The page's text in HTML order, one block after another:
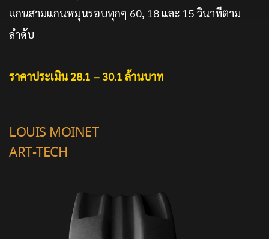
แกนสามแกนหมุนรอบทุกๆ 60, 18 และ 15 วินาทีตาม
ลำดับ
ราคาประเมิน 28.1 – 30.1 ล้านบาท
LOUIS MOINET
ART-TECH